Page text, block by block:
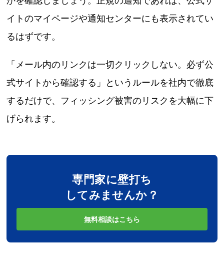
イトのマイページや通知センターにも表示されてい
るはずです。
「メール内のリンクは一切クリックしない。必ず公
式サイトから確認する」というルールを社内で徹底
するだけで、フィッシング被害のリスクを大幅に下
げられます。
専門家に壁打ち
してみませんか？
無料相談はこちら